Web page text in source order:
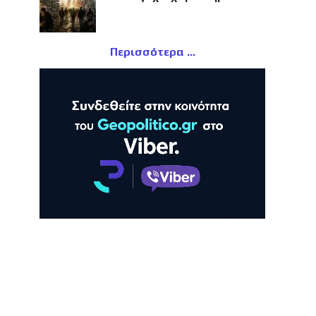
Περισσότερα